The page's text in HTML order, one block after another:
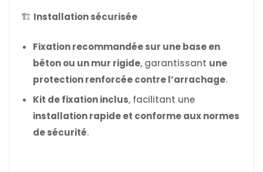
🏗 Installation sécurisée
Fixation recommandée sur une base en
béton ou un mur rigide, garantissant une
protection renforcée contre l’arrachage.
Kit de fixation inclus, facilitant une
installation rapide et conforme aux normes
de sécurité.